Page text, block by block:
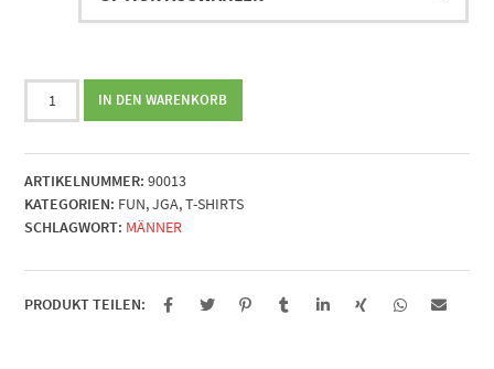
Hurra,
Name
Sch****
(beidseitig)
Menge
IN DEN WARENKORB
ARTIKELNUMMER: 90013
KATEGORIEN: FUN,JGA,T-SHIRTS
SCHLAGWORT: MÄNNER
PRODUKT TEILEN: